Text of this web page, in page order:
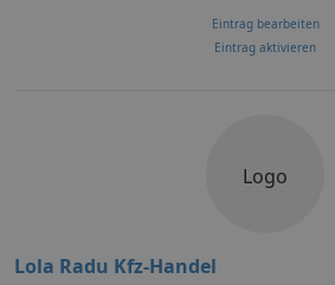
Eintrag bearbeiten
Eintrag aktivieren
Logo
Lola Radu Kfz-Handel